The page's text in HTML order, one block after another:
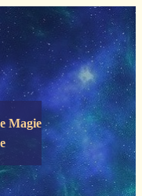
Magie